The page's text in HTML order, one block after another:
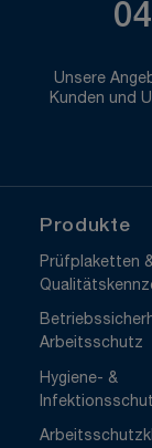
Unsere
Kunden und
Produkte
Prüfplaketten
Arbeitsschutz
Hygiene- &